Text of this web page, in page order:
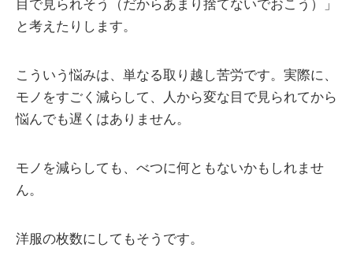
目で見られそう（だからあまり捨てないでおこう）」
と考えたりします。
こういう悩みは、単なる取り越し苦労です。実際に、
モノをすごく減らして、人から変な目で見られてから
悩んでも遅くはありません。
モノを減らしても、べつに何ともないかもしれませ
ん。
洋服の枚数にしてもそうです。